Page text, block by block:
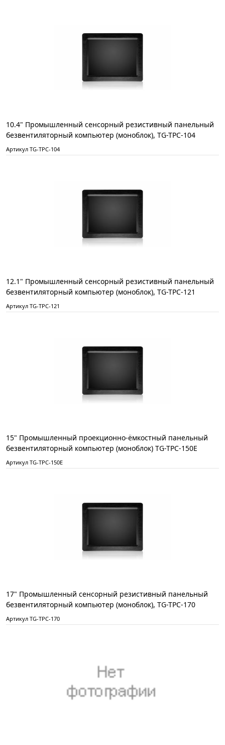
10.4" Промышленный сенсорный резистивный панельный
безвентиляторный компьютер (моноблок), TG-TPC-104
Артикул TG-TPC-104
12.1" Промышленный сенсорный резистивный панельный
безвентиляторный компьютер (моноблок), TG-TPC-121
Артикул TG-TPC-121
15" Промышленный проекционно-ёмкостный панельный
безвентиляторный компьютер (моноблок) TG-TPC-150E
Артикул TG-TPC-150E
17" Промышленный сенсорный резистивный панельный
безвентиляторный компьютер (моноблок), TG-TPC-170
Артикул TG-TPC-170